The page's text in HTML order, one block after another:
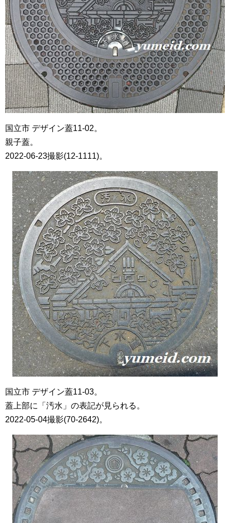
国立市 デザイン蓋11-02。
親子蓋。
2022-06-23撮影(12-1111)。
国立市 デザイン蓋11-03。
蓋上部に「汚水」の表記が見られる。
2022-05-04撮影(70-2642)。